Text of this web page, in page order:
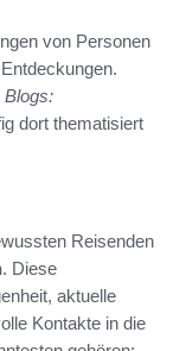
von Personen
Blogs:
dort thematisiert
Reisenden
. Diese
aktuelle
Kontakte in die